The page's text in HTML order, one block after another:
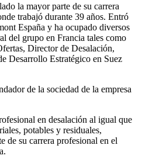
la mayor parte de su carrera
trabajó durante 39 años. Entró
España y ha ocupado diversos
del grupo en Francia tales como
Director de Desalación,
Desarrollo Estratégico en Suez
de la sociedad de la empresa
en desalación al igual que
potables y residuales,
de su carrera profesional en el